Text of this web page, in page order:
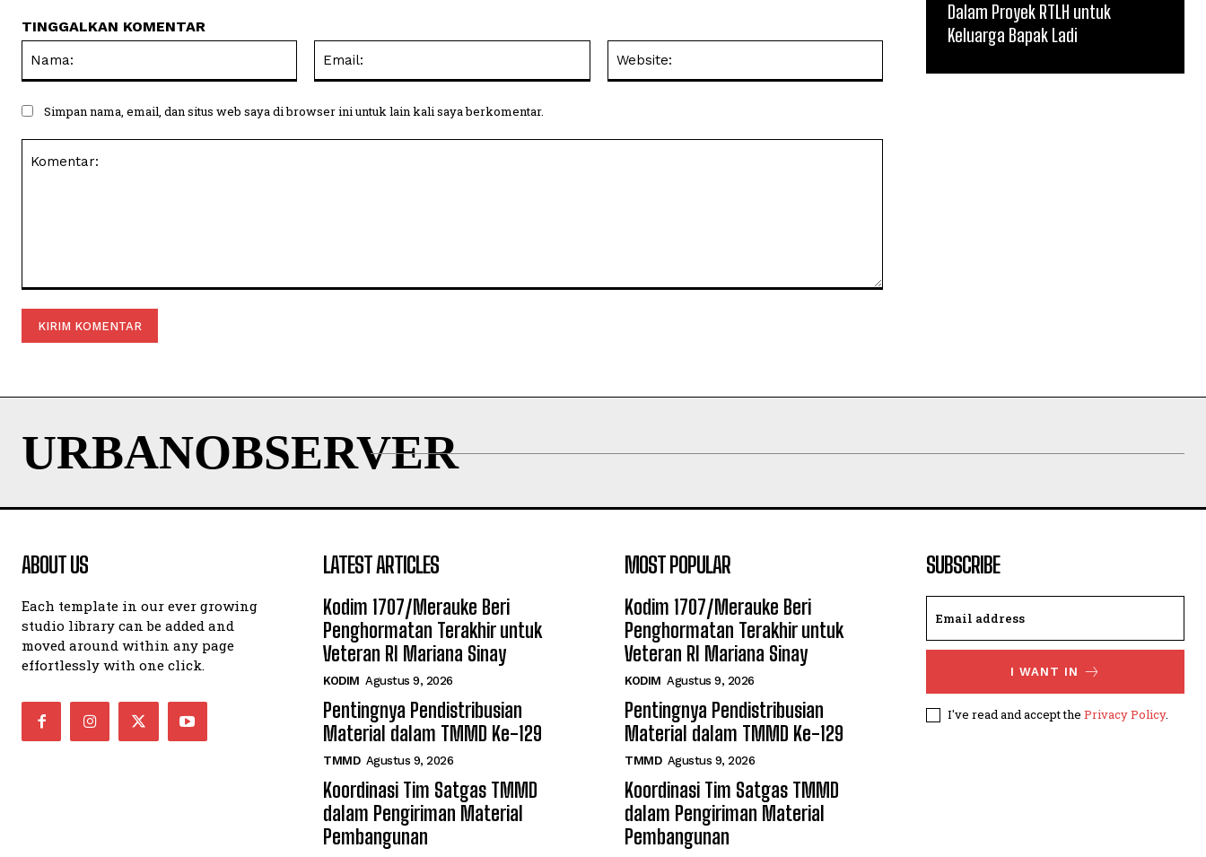
TINGGALKAN KOMENTAR
Simpan nama, email, dan situs web saya di browser ini untuk lain kali saya berkomentar.
Dalam Proyek RTLH untuk
Keluarga Bapak Ladi
URBANOBSERVER
ABOUT US
Each template in our ever growing
studio library can be added and
moved around within any page
effortlessly with one click.
LATEST ARTICLES
Kodim 1707/Merauke Beri
Penghormatan Terakhir untuk
Veteran RI Mariana Sinay
KODIM Agustus 9, 2026
Pentingnya Pendistribusian
Material dalam TMMD Ke-129
TMMD Agustus 9, 2026
Koordinasi Tim Satgas TMMD
dalam Pengiriman Material
Pembangunan
MOST POPULAR
Kodim 1707/Merauke Beri
Penghormatan Terakhir untuk
Veteran RI Mariana Sinay
KODIM Agustus 9, 2026
Pentingnya Pendistribusian
Material dalam TMMD Ke-129
TMMD Agustus 9, 2026
Koordinasi Tim Satgas TMMD
dalam Pengiriman Material
Pembangunan
SUBSCRIBE
I WANT IN
I've read and accept the Privacy Policy.